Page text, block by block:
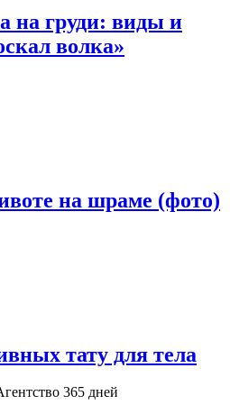
на груди: виды и
волка»
на шраме (фото)
тату для тела
365 дней